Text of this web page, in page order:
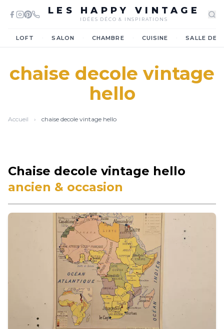
LES HAPPY VINTAGE
IDÉES DÉCO & INSPIRATIONS
LOFT SALON CHAMBRE CUISINE SALLE DE
chaise decole vintage
hello
Accueil › chaise decole vintage hello
Chaise decole vintage hello
ancien & occasion